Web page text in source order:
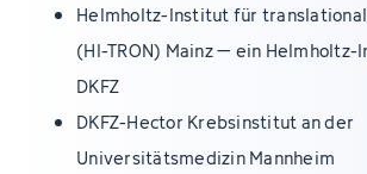
Helmholtz-Institut für
(HI-TRON) Mainz – ein
DKFZ
DKFZ-Hector Krebsinstitut an der
Universitätsmedizin Mannheim